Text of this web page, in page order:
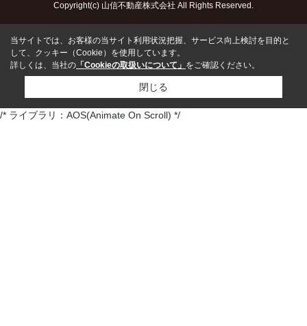
Copyright(c) 山信不動産株式会社 All Rights Reserved.
当サイトでは、お客様の当サイト利用状況把握、サービス向上検討を目的と
して、クッキー（Cookie）を使用しています。
詳しくは、当社の 「Cookieの取扱いについて」 をご確認ください。
閉じる
/* ライブラリ：AOS(Animate On Scroll) */